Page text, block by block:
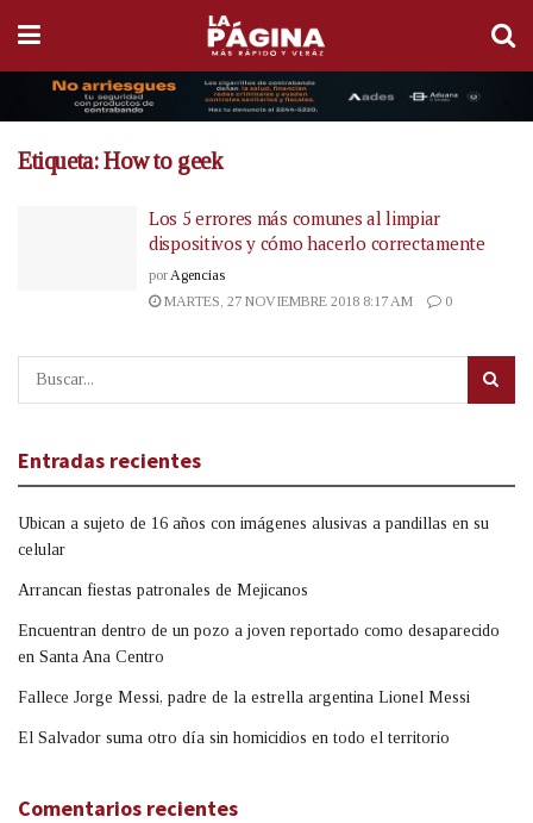
Etiqueta:How to geek
Los 5 errores más comunes al limpiar
dispositivos y cómo hacerlo correctamente
por Agencias
MARTES, 27 NOVIEMBRE 2018 8:17 AM
0
Entradas recientes
Ubican a sujeto de 16 años con imágenes alusivas a pandillas en su
celular
Arrancan fiestas patronales de Mejicanos
Encuentran dentro de un pozo a joven reportado como desaparecido
en Santa Ana Centro
Fallece Jorge Messi, padre de la estrella argentina Lionel Messi
El Salvador suma otro día sin homicidios en todo el territorio
Comentarios recientes